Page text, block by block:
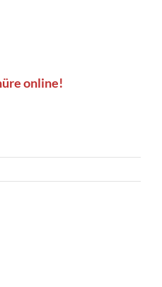
online!